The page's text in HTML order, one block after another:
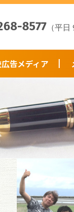
8577 （平
告メディア